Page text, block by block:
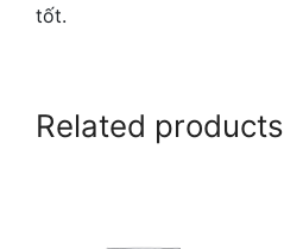
tốt.
Related products